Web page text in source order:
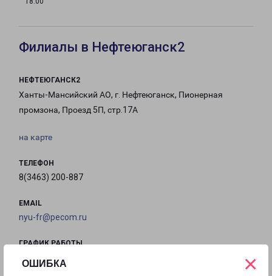
ОШИБКА ×
Филиалы в Нефтеюганск2
НЕФТЕЮГАНСК2
Ханты-Мансийский АО, г. Нефтеюганск, Пионерная
промзона, Проезд 5П, стр.17А
на карте
ТЕЛЕФОН
8(3463) 200-887
EMAIL
nyu-fr@pecom.ru
ГРАФИК РАБОТЫ